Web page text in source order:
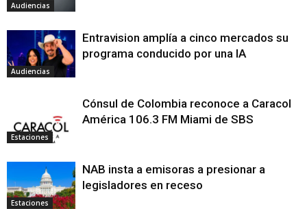
Audiencias
Audiencias
Entravision amplía a cinco mercados su
programa conducido por una IA
Estaciones
Cónsul de Colombia reconoce a Caracol
América 106.3 FM Miami de SBS
Estaciones
NAB insta a emisoras a presionar a
legisladores en receso